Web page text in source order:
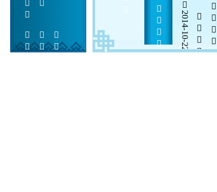
   2014-10-22